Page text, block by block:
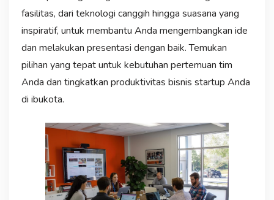
fasilitas, dari teknologi canggih hingga suasana yang
inspiratif, untuk membantu Anda mengembangkan ide
dan melakukan presentasi dengan baik. Temukan
pilihan yang tepat untuk kebutuhan pertemuan tim
Anda dan tingkatkan produktivitas bisnis startup Anda
di ibukota.